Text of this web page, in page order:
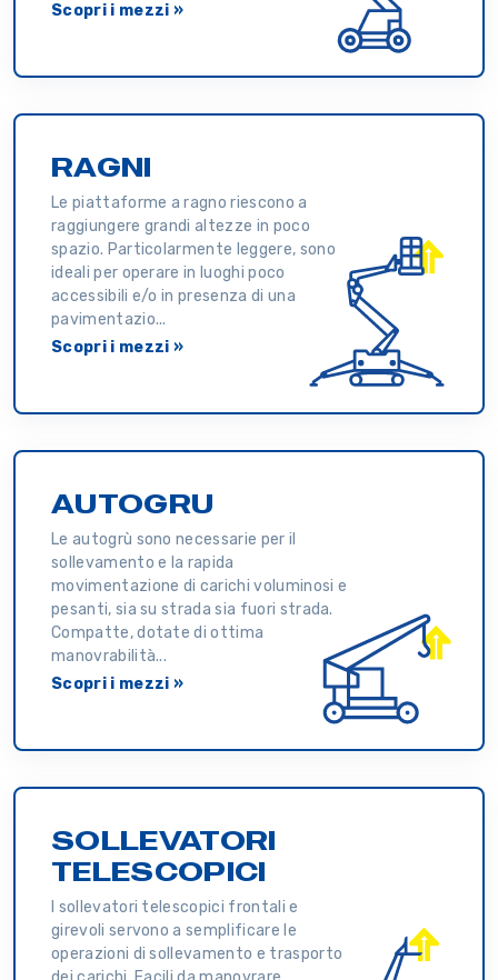
Scopri i mezzi »
RAGNI
Le piattaforme a ragno riescono a
raggiungere grandi altezze in poco
spazio. Particolarmente leggere, sono
ideali per operare in luoghi poco
accessibili e/o in presenza di una
pavimentazio...
Scopri i mezzi »
AUTOGRU
Le autogrù sono necessarie per il
sollevamento e la rapida
movimentazione di carichi voluminosi e
pesanti, sia su strada sia fuori strada.
Compatte, dotate di ottima
manovrabilità...
Scopri i mezzi »
SOLLEVATORI
TELESCOPICI
I sollevatori telescopici frontali e
girevoli servono a semplificare le
operazioni di sollevamento e trasporto